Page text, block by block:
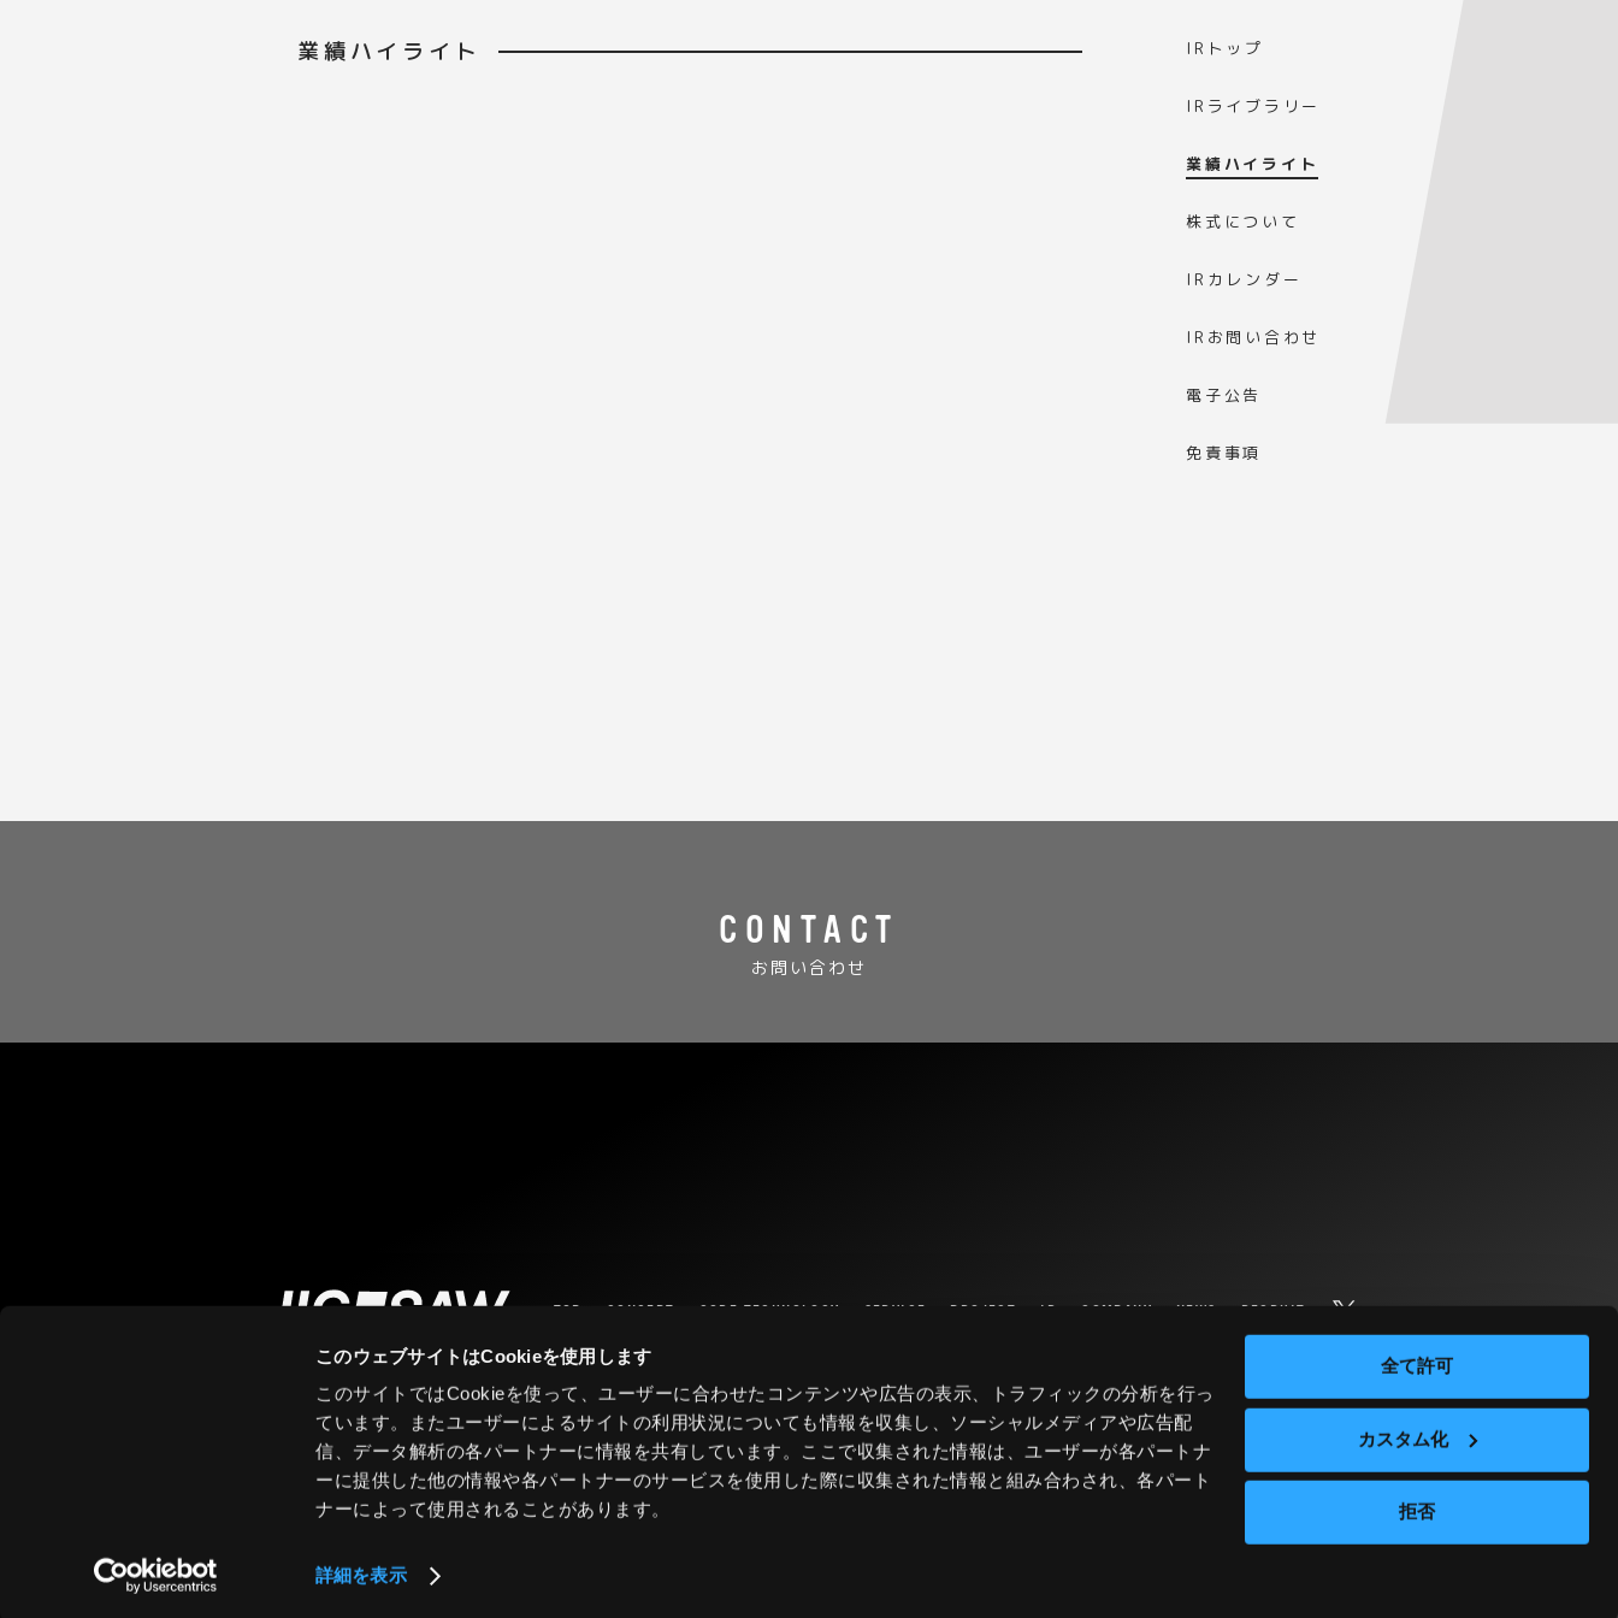
このウェブサイトはCookieを使用します
このサイトではCookieを使って、ユーザーに合わせたコンテンツや広告の表示、トラフィックの分析を行っ
ています。またユーザーによるサイトの利用状況についても情報を収集し、ソーシャルメディアや広告配
信、データ解析の各パートナーに情報を共有しています。ここで収集された情報は、ユーザーが各パートナ
ーに提供した他の情報や各パートナーのサービスを使用した際に収集された情報と組み合わされ、各パート
ナーによって使用されることがあります。
詳細を表示
全て許可
カスタム化
拒否
業績ハイライト IRトップ
IRライブラリー
業績ハイライト
株式について
IRカレンダー
IRお問い合わせ
電子公告
免責事項
CONTACT
お問い合わせ
TOP CONCEPT CORE TECHNOLOGY SERVICE PROJECT IR COMPANY NEWS RECRUIT
JIG-SAW INC.